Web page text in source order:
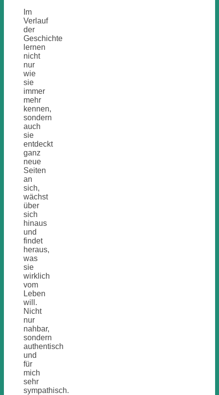
Im
Verlauf
der
Geschichte
lernen
nicht
nur
wie
sie
immer
mehr
kennen,
sondern
auch
sie
entdeckt
ganz
neue
Seiten
an
sich,
wächst
über
sich
hinaus
und
findet
heraus,
was
sie
wirklich
vom
Leben
will.
Nicht
nur
nahbar,
sondern
authentisch
und
für
mich
sehr
sympathisch.